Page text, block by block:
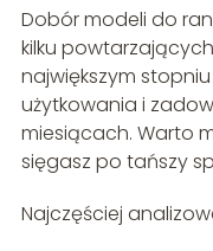
Dobór modeli do
kilku
największym
użytkowania i
miesiącach. Warto
sięgasz po tańszy
Najczęściej